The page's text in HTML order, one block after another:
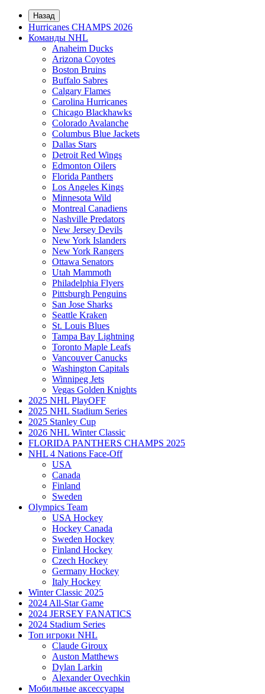
Назад
Hurricanes CHAMPS 2026
Команды NHL
Anaheim Ducks
Arizona Coyotes
Boston Bruins
Buffalo Sabres
Calgary Flames
Carolina Hurricanes
Chicago Blackhawks
Colorado Avalanche
Columbus Blue Jackets
Dallas Stars
Detroit Red Wings
Edmonton Oilers
Florida Panthers
Los Angeles Kings
Minnesota Wild
Montreal Canadiens
Nashville Predators
New Jersey Devils
New York Islanders
New York Rangers
Ottawa Senators
Utah Mammoth
Philadelphia Flyers
Pittsburgh Penguins
San Jose Sharks
Seattle Kraken
St. Louis Blues
Tampa Bay Lightning
Toronto Maple Leafs
Vancouver Canucks
Washington Capitals
Winnipeg Jets
Vegas Golden Knights
2025 NHL PlayOFF
2025 NHL Stadium Series
2025 Stanley Cup
2026 NHL Winter Classic
FLORIDA PANTHERS CHAMPS 2025
NHL 4 Nations Face-Off
USA
Canada
Finland
Sweden
Olympics Team
USA Hockey
Hockey Canada
Sweden Hockey
Finland Hockey
Czech Hockey
Germany Hockey
Italy Hockey
Winter Classic 2025
2024 All-Star Game
2024 JERSEY FANATICS
2024 Stadium Series
Топ игроки NHL
Claude Giroux
Auston Matthews
Dylan Larkin
Alexander Ovechkin
Мобильные аксессуары